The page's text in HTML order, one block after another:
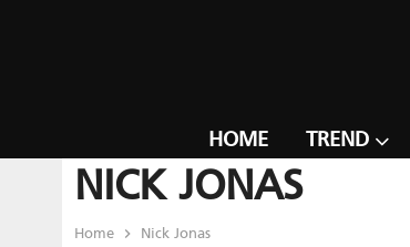
HOME TREND
NICK JONAS
Home Nick Jonas